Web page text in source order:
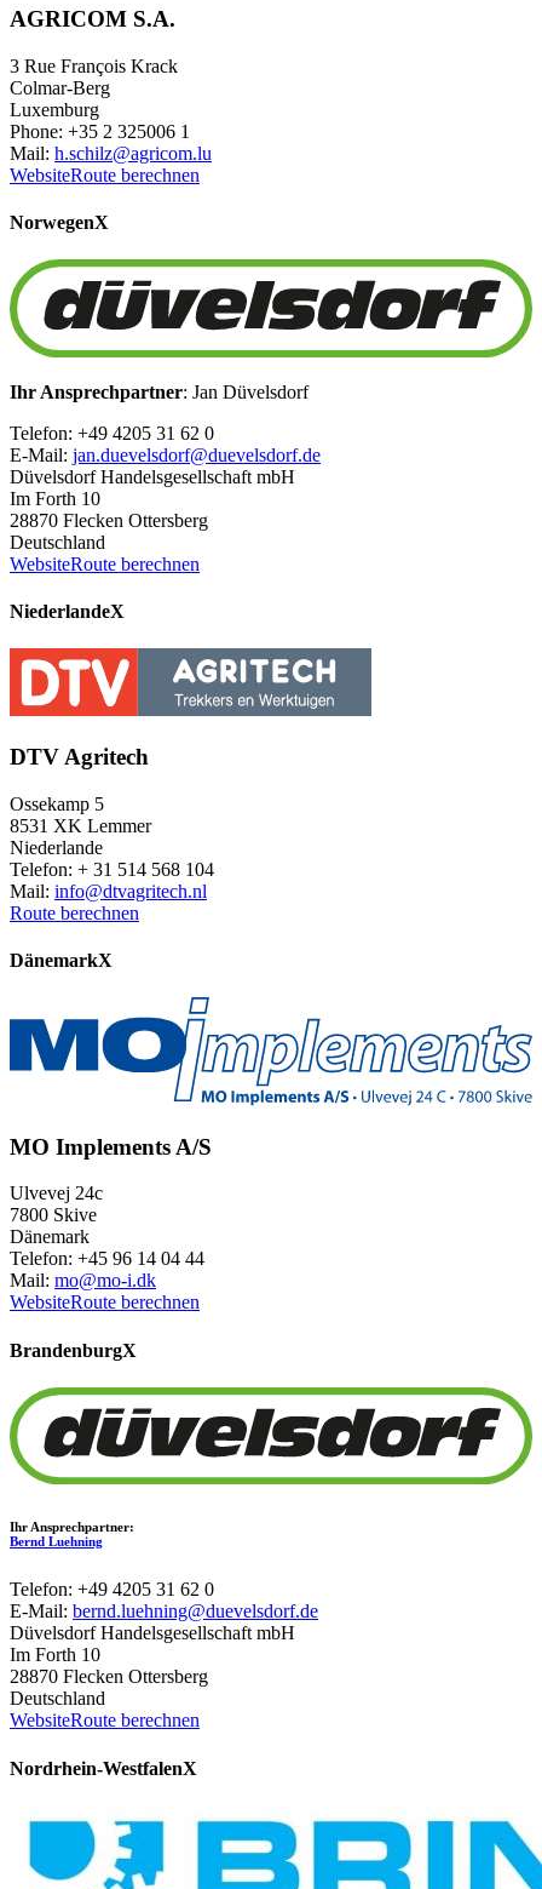
AGRICOM S.A.
3 Rue François Krack
Colmar-Berg
Luxemburg
Phone: +35 2 325006 1
Mail: h.schilz@agricom.lu
WebsiteRoute berechnen
NorwegenX
Ihr Ansprechpartner: Jan Düvelsdorf
Telefon: +49 4205 31 62 0
E-Mail: jan.duevelsdorf@duevelsdorf.de
Düvelsdorf Handelsgesellschaft mbH
Im Forth 10
28870 Flecken Ottersberg
Deutschland
WebsiteRoute berechnen
NiederlandeX
DTV Agritech
Ossekamp 5
8531 XK Lemmer
Niederlande
Telefon: + 31 514 568 104
Mail: info@dtvagritech.nl
Route berechnen
DänemarkX
MO Implements A/S
Ulvevej 24c
7800 Skive
Dänemark
Telefon: +45 96 14 04 44
Mail: mo@mo-i.dk
WebsiteRoute berechnen
BrandenburgX
Ihr Ansprechpartner:
Bernd Luehning
Telefon: +49 4205 31 62 0
E-Mail: bernd.luehning@duevelsdorf.de
Düvelsdorf Handelsgesellschaft mbH
Im Forth 10
28870 Flecken Ottersberg
Deutschland
WebsiteRoute berechnen
Nordrhein-WestfalenX